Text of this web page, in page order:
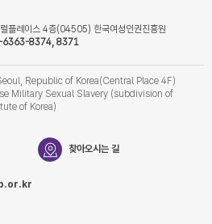
플레이스 4층(04505) 한국여성인권진흥원
6363-8374, 8371
Republic of Korea(Central Place 4F)
Military Sexual Slavery (subdivision of
of Korea)
찾아오시는 길